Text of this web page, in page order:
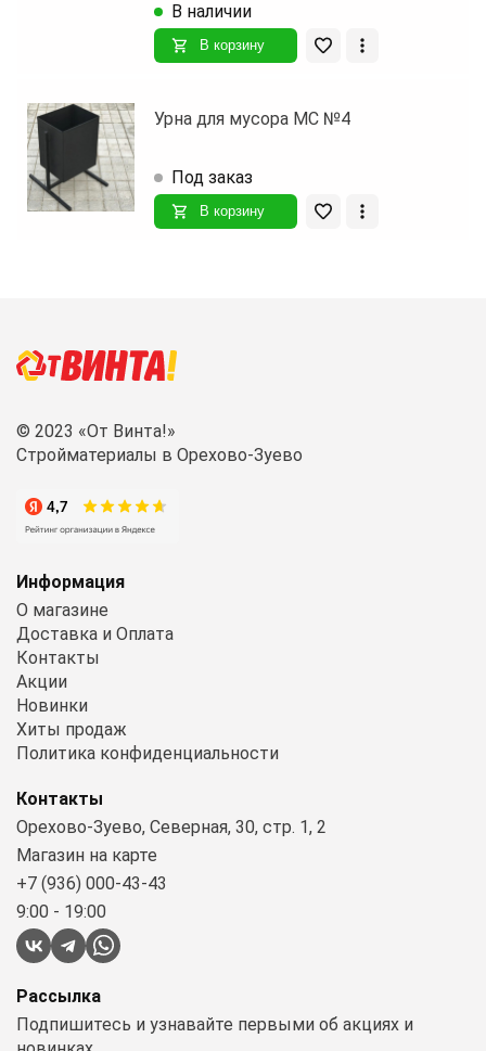
В наличии
В корзину
Урна для мусора МС №4
Под заказ
В корзину
© 2023 «От Винта!»
Стройматериалы в Орехово-Зуево
Контакты
Орехово-Зуево, Северная, 30, стр. 1, 2
Магазин на карте
+7 (936) 000-43-43
9:00 - 19:00
Информация
О магазине
Доставка и Оплата
Контакты
Акции
Новинки
Хиты продаж
Политика конфиденциальности
Рассылка
Подпишитесь и узнавайте первыми об акциях и